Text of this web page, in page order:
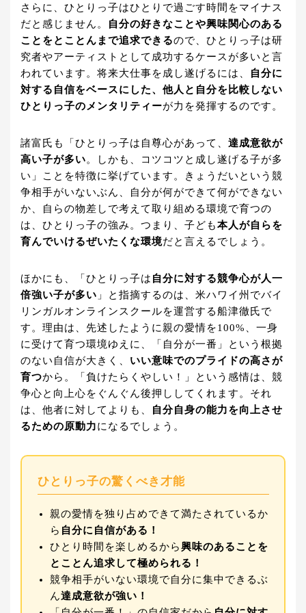
さらに、ひとりっ子はひとりで過ごす時間をマイナス
だと感じません。
自分の好きなことや興味関心のある
ことをとことんまで追求できるので、ひとりっ子は研
究者やアーティストとして成功するケースが多いと言
われています。将来大仕事を成し遂げるには、
自分に
対する自信をベースにした、他人と自分を比較しない
ひとりっ子のメンタリティーが力を発揮するのです。
諸富氏も「ひとりっ子は自尊心があって、 達成意欲が
高い子が多い。しかも、コツコツと成し遂げる子が多
い」ことを特徴に挙げています。きょうだいという競
争相手がいないぶん、自分が何ができて何ができない
か、自らの物差しで考えて取り組める環境で育つの
は、ひとりっ子の強み。つまり、子ども本人が自らを
育んでいけるぜいたくな環境だと言えるでしょう。
ほかにも、「ひとりっ子は 自分に対する競争心が人一
倍強い子が多い 」と指摘するのは、米ハワイ州でバイ
リンガルオンラインスクールを運営する船津徹氏で
す。理由は、先述したように親の愛情を100%、一身
に受けて育つ環境ゆえに、「自分が一番」という根拠
のない自信が大きく、 いい意味でのプライドの高さが
育つから。「負けたらくやしい！」という感情は、競
争心と向上心をぐんぐん後押ししてくれます。それ
は、他者に対してよりも、
自分自身の能力を向上させ
るための原動力になるでしょう。
ひとりっ子の驚くべき才能
親の愛情を独り占めできて満たされているか
ら 自分に自信がある！
ひとり時間を楽しめるから興味のあることを
とことん追求して極められる！
競争相手がいない環境で自分に集中できるぶ
ん達成意欲が強い！